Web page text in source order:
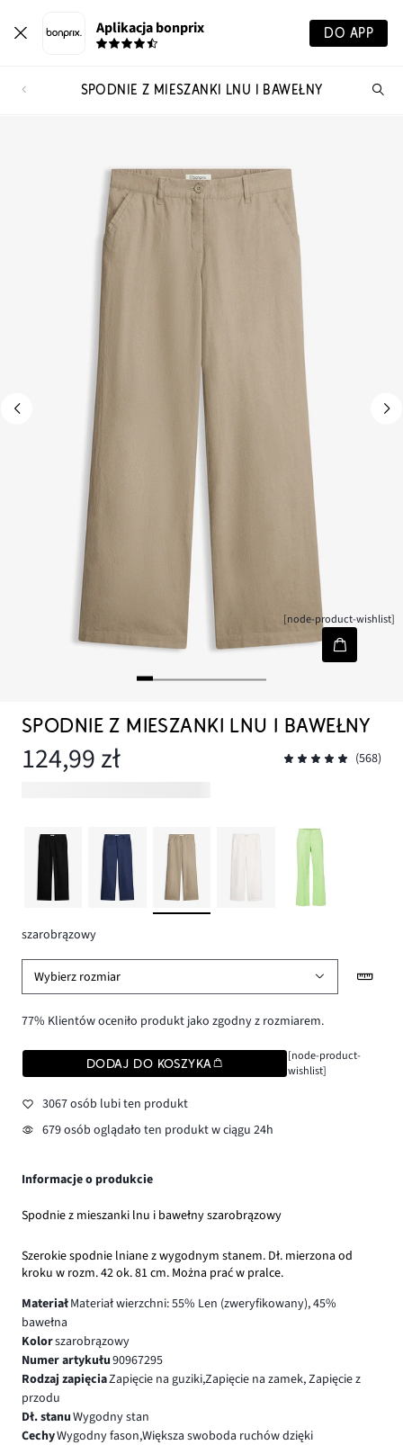
Aplikacja bonprix DO APP
SPODNIE Z MIESZANKI LNU I BAWEŁNY
[node-product-wishlist]
SPODNIE Z MIESZANKI LNU I BAWEŁNY
124,99 zł (568)
szarobrązowy
Wybierz rozmiar
77% Klientów oceniło produkt jako zgodny z rozmiarem.
DODAJ DO KOSZYKA
[node-product-
wishlist]
3067 osób lubi ten produkt
679 osób oglądało ten produkt w ciągu 24h
Informacje o produkcie
Spodnie z mieszanki lnu i bawełny szarobrązowy
Szerokie spodnie lniane z wygodnym stanem. Dł. mierzona od
kroku w rozm. 42 ok. 81 cm. Można prać w pralce.
MateriałMateriał wierzchni: 55% Len (zweryfikowany), 45%
bawełna
Kolorszarobrązowy
Numer artykułu90967295
Rodzaj zapięciaZapięcie na guziki,Zapięcie na zamek, Zapięcie z
przodu
Dł. stanuWygodny stan
CechyWygodny fason,Większa swoboda ruchów dzięki